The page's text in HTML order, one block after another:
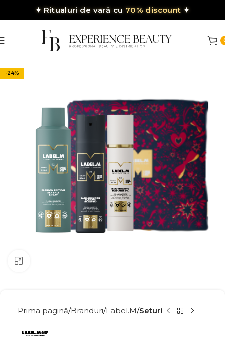
✦ Ritualuri de vară cu 70% discount ✦
-24%
Prima pagină Branduri Label.M Seturi